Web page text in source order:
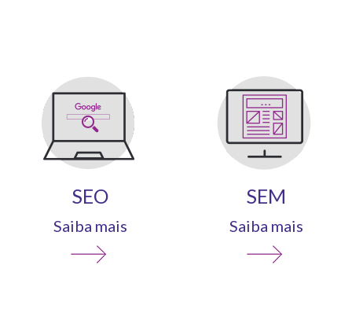
SEO
Saiba mais
SEM
Saiba mais